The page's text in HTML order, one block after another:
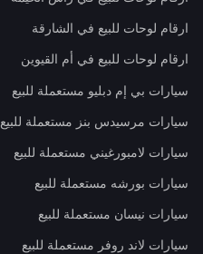
ارقام لوحات للبيع في الشارقة
ارقام لوحات للبيع في أم القيوين
سيارات بي إم دبليو مستعملة للبيع
سيارات مرسيدس بنز مستعملة للبيع
سيارات لامبورغيني مستعملة للبيع
سيارات بورشه مستعملة للبيع
سيارات نيسان مستعملة للبيع
سيارات لاند روفر مستعملة للبيع